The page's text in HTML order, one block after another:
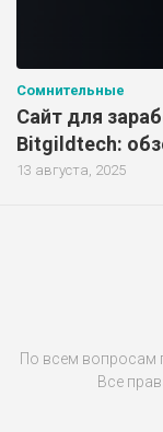
Сомнительные
Сайт для
Bitgildtech:
13 августа, 2025
По всем вопросам
Все